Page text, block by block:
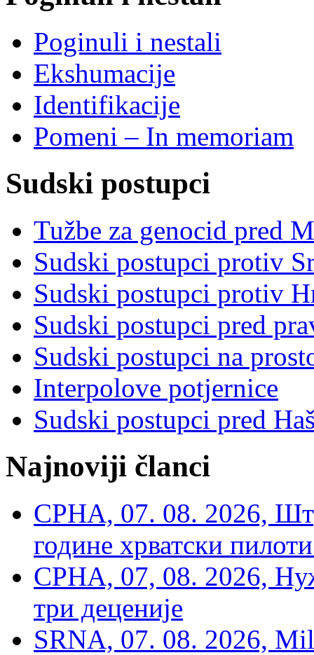
Poginuli i nestali
Ekshumacije
Identifikacije
Pomeni – In memoriam
Sudski postupci
Tužbe za genocid pred
Sudski postupci protiv
Sudski postupci protiv
Sudski postupci pred
Sudski postupci na
Interpolove potjernice
Sudski postupci pred
Najnoviji članci
СРНА, 07. 08. 2026,
године хрватски
СРНА, 07, 08. 2026,
три деценије
SRNA, 07. 08. 2026,